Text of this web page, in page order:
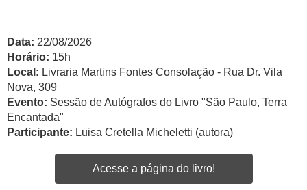
Data: 22/08/2026
Horário: 15h
Local: Livraria Martins Fontes Consolação - Rua Dr. Vila
Nova, 309
Evento: Sessão de Autógrafos do Livro "São Paulo, Terra
Encantada"
Participante: Luisa Cretella Micheletti (autora)
Acesse a página do livro!